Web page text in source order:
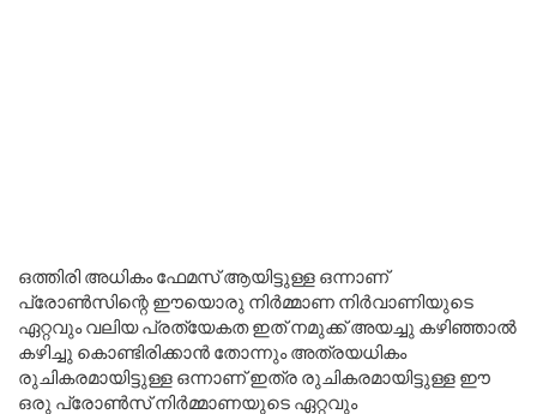
ഒത്തിരി അധികം ഫേമസ് ആയിട്ടുള്ള ഒന്നാണ്
പ്രോൺസിന്റെ ഈയൊരു നിർമ്മാണ നിർവാണിയുടെ
ഏറ്റവും വലിയ പ്രത്യേകത ഇത് നമുക്ക് അയച്ചു കഴിഞ്ഞാൽ
കഴിച്ചു കൊണ്ടിരിക്കാൻ തോന്നും അത്രയധികം
രുചികരമായിട്ടുള്ള ഒന്നാണ് ഇത്ര രുചികരമായിട്ടുള്ള ഈ
ഒരു പ്രോൺസ് നിർമ്മാണയുടെ ഏറ്റവും